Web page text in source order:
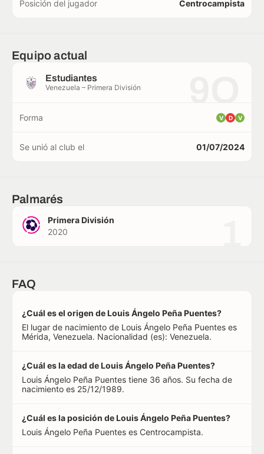
Posición del jugador Centrocampista
Equipo actual
Estudiantes
Venezuela – Primera División
Forma V D V
Se unió al club el 01/07/2024
Palmarés
Primera División
2020
FAQ
¿Cuál es el origen de Louis Ángelo Peña Puentes?
El lugar de nacimiento de Louis Ángelo Peña Puentes es
Mérida, Venezuela. Nacionalidad (es): Venezuela.
¿Cuál es la edad de Louis Ángelo Peña Puentes?
Louis Ángelo Peña Puentes tiene 36 años. Su fecha de
nacimiento es 25/12/1989.
¿Cuál es la posición de Louis Ángelo Peña Puentes?
Louis Ángelo Peña Puentes es Centrocampista.